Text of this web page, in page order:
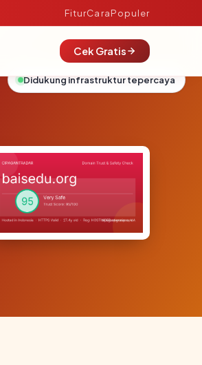
FiturCaraPopuler
Cek Gratis
Didukung infrastruktur tepercaya